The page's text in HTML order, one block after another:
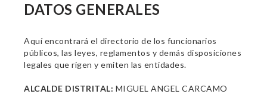
DATOS GENERALES
Aquí encontrará el directorio de los funcionarios
públicos, las leyes, reglamentos y demás disposiciones
legales que rigen y emiten las entidades.
ALCALDE DISTRITAL: MIGUEL ANGEL CARCAMO